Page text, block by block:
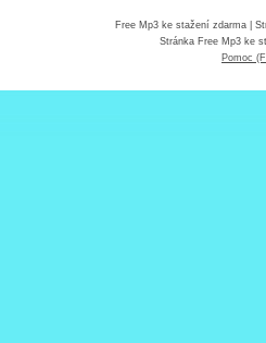
Free Mp3 ke stažení zdarma|
Stránka Free Mp3 ke
Pomoc